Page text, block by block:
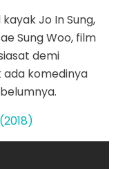
Jo In Sung,
Sung Woo, film
demi
ada komedinya